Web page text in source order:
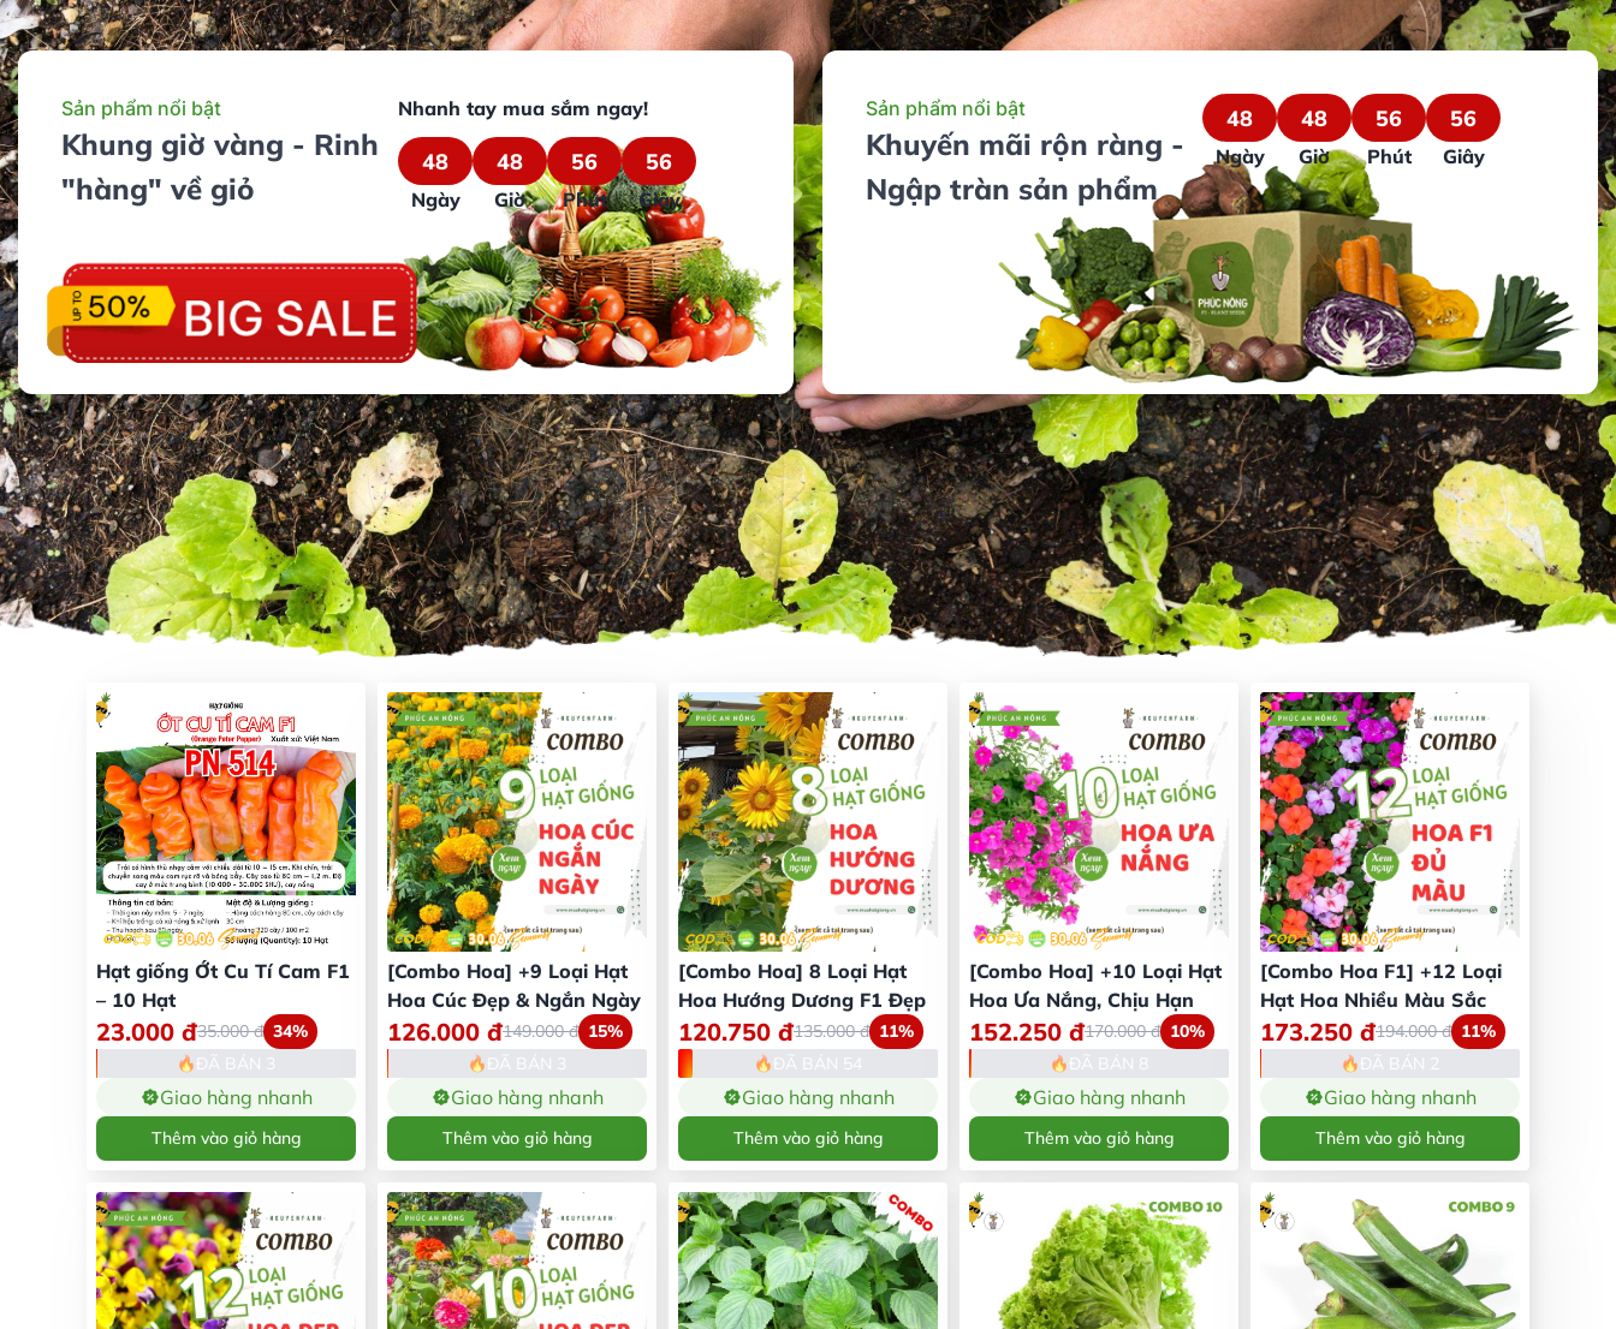
Sản phẩm nổi bật
Khung giờ vàng - Rinh
"hàng" về giỏ
Nhanh tay mua sắm ngay!
48
Ngày
48
Giờ
56
Phút
56
Giây
Sản phẩm nổi bật
Khuyến mãi rộn ràng -
Ngập tràn sản phẩm
48
Ngày
48
Giờ
56
Phút
56
Giây
Hạt giống Ớt Cu Tí Cam F1
– 10 Hạt
23.000 đ35.000đ 34%
ĐÃ BÁN 3
Giao hàng nhanh
Thêm vào giỏ hàng
[Combo Hoa] +9 Loại Hạt
Hoa Cúc Đẹp & Ngắn Ngày
126.000 đ149.000đ 15%
ĐÃ BÁN 3
Giao hàng nhanh
Thêm vào giỏ hàng
[Combo Hoa] 8 Loại Hạt
Hoa Hướng Dương F1 Đẹp
120.750 đ135.000đ 11%
ĐÃ BÁN 54
Giao hàng nhanh
Thêm vào giỏ hàng
[Combo Hoa] +10 Loại Hạt
Hoa Ưa Nắng, Chịu Hạn
152.250 đ170.000đ 10%
ĐÃ BÁN 8
Giao hàng nhanh
Thêm vào giỏ hàng
[Combo Hoa F1] +12 Loại
Hạt Hoa Nhiều Màu Sắc
173.250 đ194.000đ 11%
ĐÃ BÁN 2
Giao hàng nhanh
Thêm vào giỏ hàng